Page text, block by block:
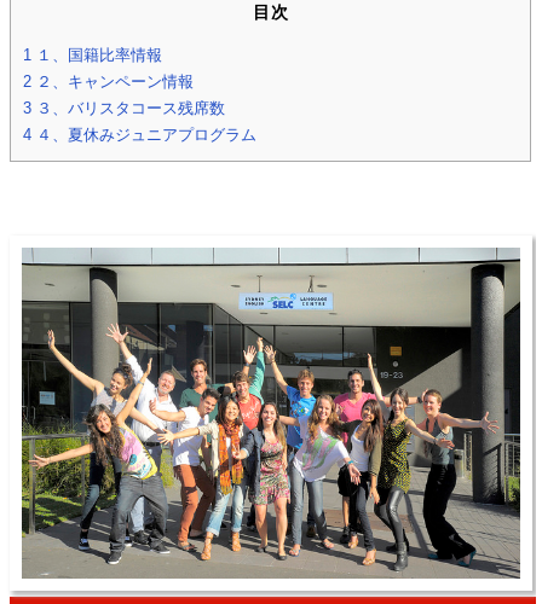
目次
1
１、国籍比率情報
2 ２、キャンペーン情報
3 ３、バリスタコース残席数
4 ４、夏休みジュニアプログラム